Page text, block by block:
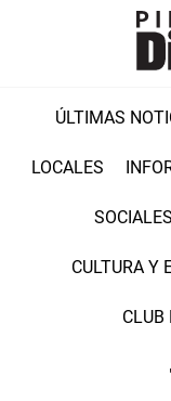
ÚLTIMAS
LOCALES
SOCIALES
CULTURA Y
CLUB